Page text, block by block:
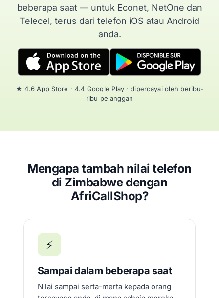
beberapa saat — untuk Econet, NetOne dan
Telecel, terus dari telefon iOS atau Android
anda.
★ 4.6 App Store · 4.4 Google Play · dipercayai oleh beribu-
ribu pelanggan
Mengapa tambah nilai telefon
di Zimbabwe dengan
AfriCallShop?
⚡
Sampai dalam beberapa saat
Nilai sampai serta-merta kepada orang